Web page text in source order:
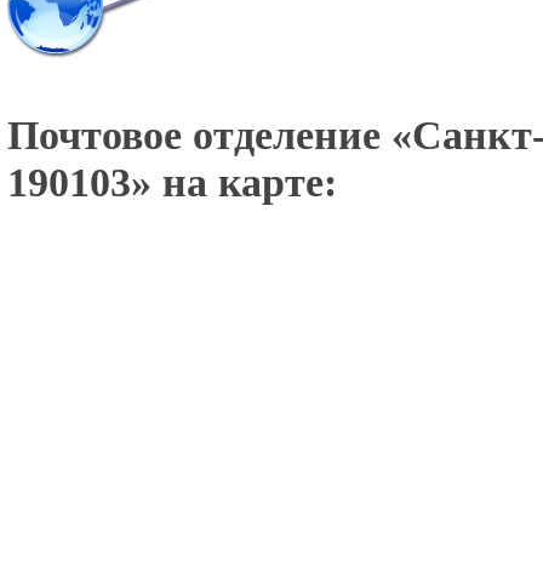
Почтовое отделение «
190103» на карте: